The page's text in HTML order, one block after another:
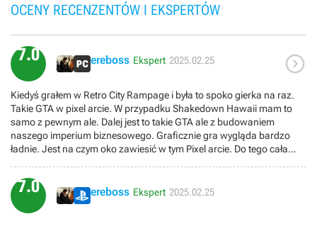
OCENY RECENZENTÓW I EKSPERTÓW
7.0 ereboss Ekspert 2025.02.25 
Kiedyś grałem w Retro City Rampage i była to spoko gierka na raz.
Takie GTA w pixel arcie. W przypadku Shakedown Hawaii mam to
samo z pewnym ale. Dalej jest to takie GTA ale z budowaniem
naszego imperium biznesowego. Graficznie gra wygląda bardzo
ładnie. Jest na czym oko zawiesić w tym Pixel arcie. Do tego cała
taką grę oraz destrukcja otoczenia co mnie zdziwiło. Audio też daje
radę, fajna muzyczka gra nam w tle. Niestety w pierwszych 30
minutach widzimy już całą grę. Schemat rozgrywki polega na tym
aby jechać z kimś pogadać albo jechać kogoś/lub coś rozwalić i tyle.
7.0 ereboss Ekspert 2025.02.25